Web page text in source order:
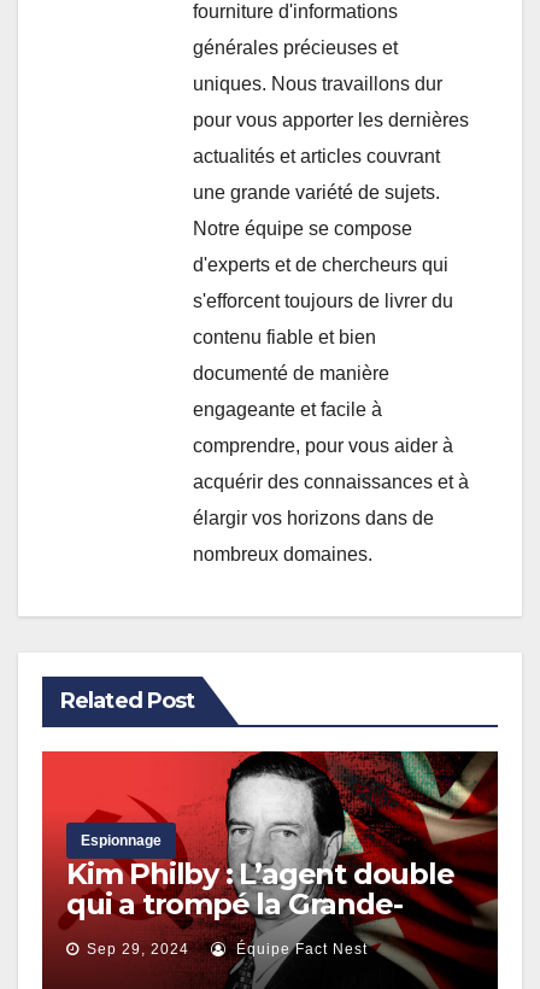
fourniture d'informations
générales précieuses et
uniques. Nous travaillons dur
pour vous apporter les dernières
actualités et articles couvrant
une grande variété de sujets.
Notre équipe se compose
d'experts et de chercheurs qui
s'efforcent toujours de livrer du
contenu fiable et bien
documenté de manière
engageante et facile à
comprendre, pour vous aider à
acquérir des connaissances et à
élargir vos horizons dans de
nombreux domaines.
Related Post
Espionnage
Kim Philby : L’agent double
qui a trompé la Grande-
Bretagne au service de
l’Union soviétique
Sep 29, 2024 Équipe Fact Nest